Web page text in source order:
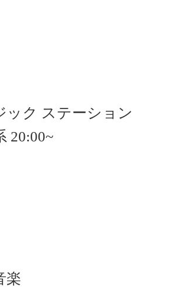
ック ステーション
20:00~
楽